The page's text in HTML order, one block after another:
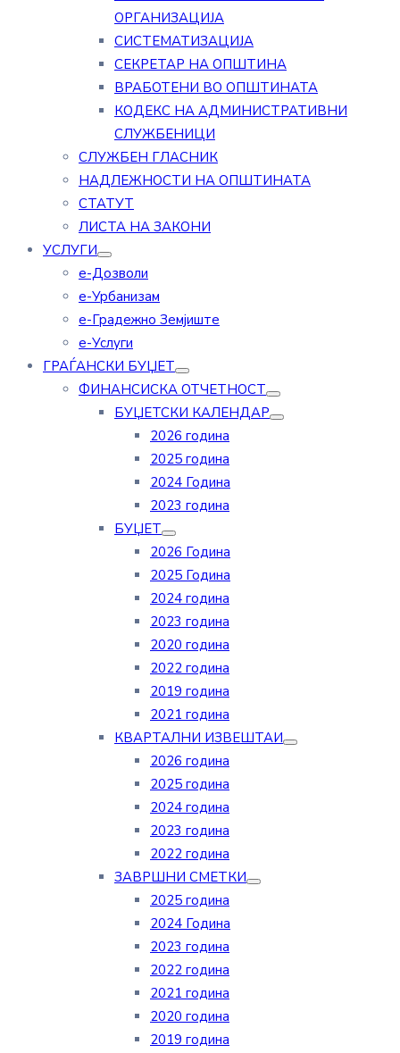
ОРГАНИЗАЦИЈА
СИСТЕМАТИЗАЦИЈА
СЕКРЕТАР НА ОПШТИНА
ВРАБОТЕНИ ВО ОПШТИНАТА
КОДЕКС НА АДМИНИСТРАТИВНИ
СЛУЖБЕНИЦИ
СЛУЖБЕН ГЛАСНИК
НАДЛЕЖНОСТИ НА ОПШТИНАТА
СТАТУТ
ЛИСТА НА ЗАКОНИ
УСЛУГИ
е-Дозволи
е-Урбанизам
е-Градежно Земјиште
е-Услуги
ГРАЃАНСКИ БУЏЕТ
ФИНАНСИСКА ОТЧЕТНОСТ
БУЏЕТСКИ КАЛЕНДАР
2026 година
2025 година
2024 Година
2023 година
БУЏЕТ
2026 Година
2025 Година
2024 година
2023 година
2020 година
2022 година
2019 година
2021 година
КВАРТАЛНИ ИЗВЕШТАИ
2026 година
2025 година
2024 година
2023 година
2022 година
ЗАВРШНИ СМЕТКИ
2025 година
2024 Година
2023 година
2022 година
2021 година
2020 година
2019 година